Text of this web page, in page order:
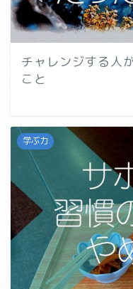
チャレンジする人
こと
学ぶ力